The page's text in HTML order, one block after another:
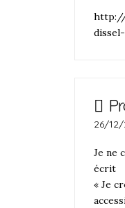
26/12/
Je ne
écrit
« Je